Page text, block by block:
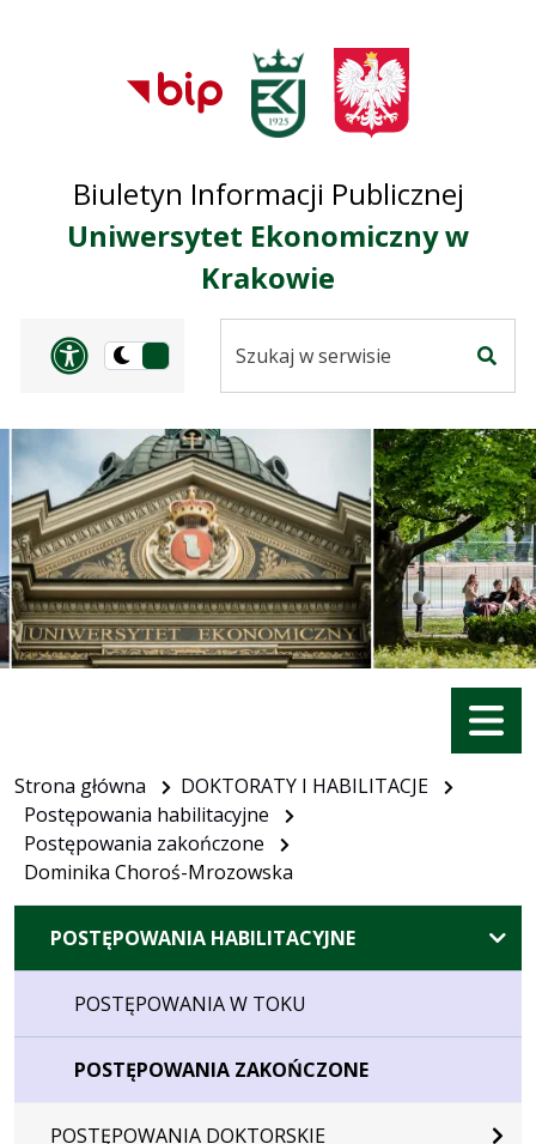
Przejdź do
głównego menu
Przejdź do treści
Przejdź do mapy
serwisu
Biuletyn Informacji Publicznej
Uniwersytet Ekonomiczny w
Krakowie
Panel dostosowania
Przełącz
ciemną
serwisie
Menu
Strona główna
DOKTORATY I HABILITACJE
Postępowania habilitacyjne
Postępowania zakończone
Dominika Choroś-Mrozowska
POSTĘPOWANIA HABILITACYJNE
POSTĘPOWANIA W TOKU
POSTĘPOWANIA ZAKOŃCZONE
POSTĘPOWANIA DOKTORSKIE